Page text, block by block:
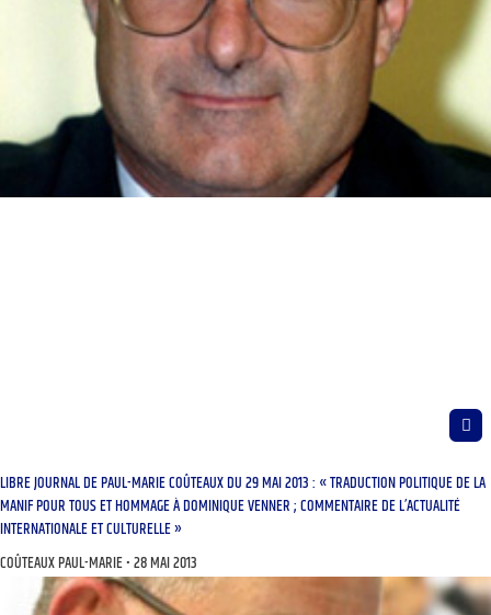
LIBRE JOURNAL DE PAUL-MARIE COÛTEAUX DU 29 MAI 2013 : « TRADUCTION POLITIQUE DE LA
MANIF POUR TOUS ET HOMMAGE À DOMINIQUE VENNER ; COMMENTAIRE DE L’ACTUALITÉ
INTERNATIONALE ET CULTURELLE »
COÛTEAUX PAUL-MARIE 28 MAI 2013